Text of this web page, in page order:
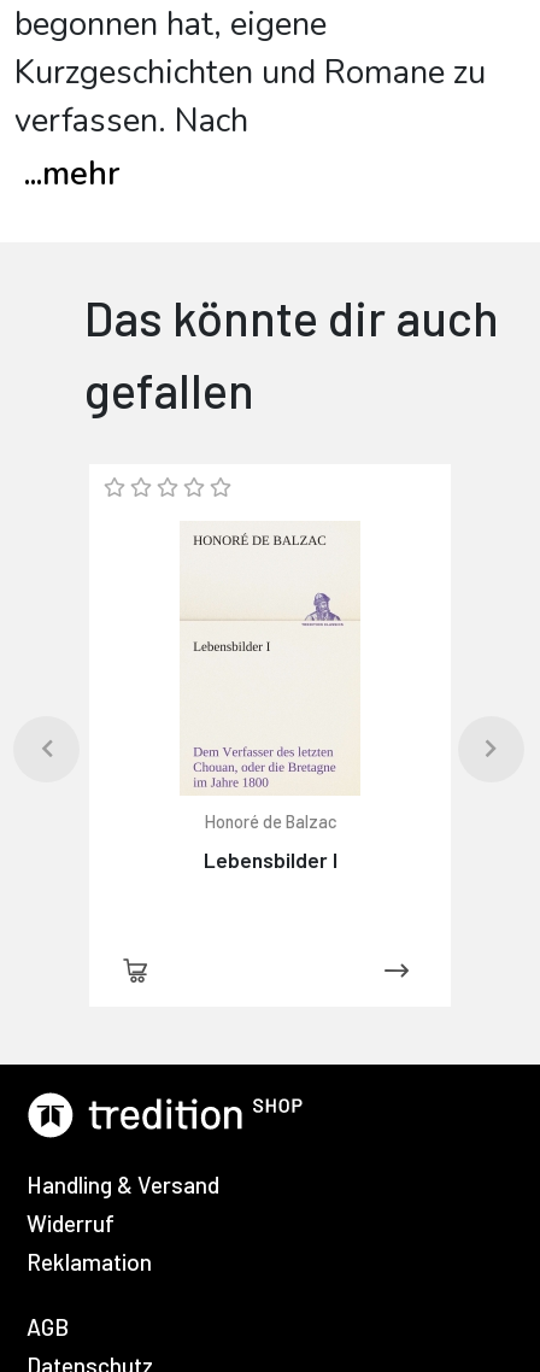
begonnen hat, eigene
Kurzgeschichten und Romane zu
verfassen. Nach
...mehr
Das könnte dir auch
gefallen
Honoré de Balzac
Lebensbilder I
Handling & Versand
Widerruf
Reklamation
AGB
Datenschutz